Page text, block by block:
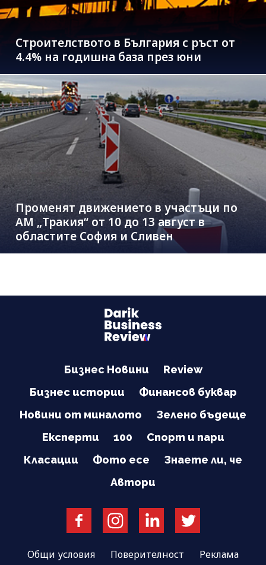
Строителството в България с ръст от
4.4% на годишна база през юни
Променят движението в участъци по
АМ „Тракия“ от 10 до 13 август в
областите София и Сливен
Бизнес Новини
Review
Бизнес истории
Финансов буквар
Новини от миналото
Зелено бъдеще
Експерти
100
Спорт и пари
Класации
Фото есе
Знаете ли, че
Автори
Общи условия Поверителност
Реклама